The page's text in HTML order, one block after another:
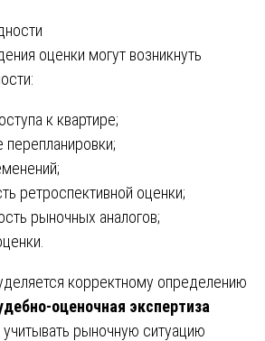
оценки могут возникнуть
к квартире;
перепланировки;
ретроспективной оценки;
рыночных аналогов;
корректному определению
оценочная экспертиза
рыночную ситуацию